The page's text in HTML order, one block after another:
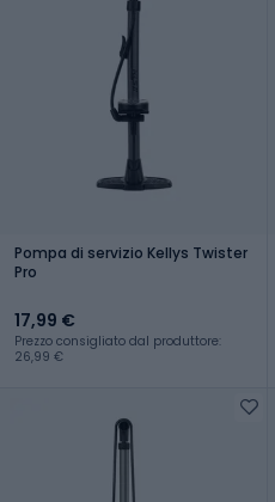
Pompa di servizio Kellys Twister
Pro
17,99 €
Prezzo consigliato dal produttore:
26,99 €